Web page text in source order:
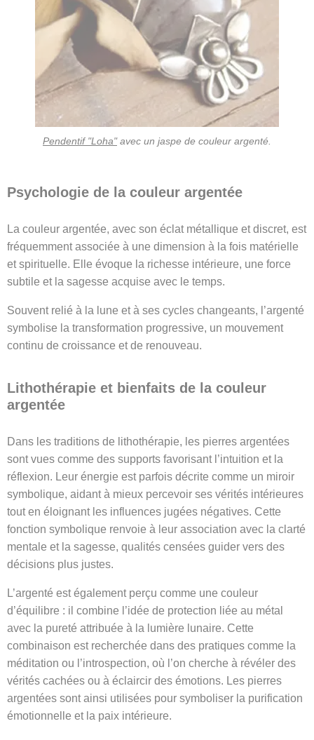
Pendentif "Loha"avec un jaspe de couleur argenté.
Psychologie de la couleur argentée
La couleur argentée, avec son éclat métallique et discret, est
fréquemment associée à une dimension à la fois matérielle
et spirituelle. Elle évoque la richesse intérieure, une force
subtile et la sagesse acquise avec le temps.
Souvent relié à la lune et à ses cycles changeants, l’argenté
symbolise la transformation progressive, un mouvement
continu de croissance et de renouveau.
Lithothérapie et bienfaits de la couleur
argentée
Dans les traditions de lithothérapie, les pierres argentées
sont vues comme des supports favorisant l’intuition et la
réflexion. Leur énergie est parfois décrite comme un miroir
symbolique, aidant à mieux percevoir ses vérités intérieures
tout en éloignant les influences jugées négatives. Cette
fonction symbolique renvoie à leur association avec la clarté
mentale et la sagesse, qualités censées guider vers des
décisions plus justes.
L’argenté est également perçu comme une couleur
d’équilibre : il combine l’idée de protection liée au métal
avec la pureté attribuée à la lumière lunaire. Cette
combinaison est recherchée dans des pratiques comme la
méditation ou l’introspection, où l’on cherche à révéler des
vérités cachées ou à éclaircir des émotions. Les pierres
argentées sont ainsi utilisées pour symboliser la purification
émotionnelle et la paix intérieure.